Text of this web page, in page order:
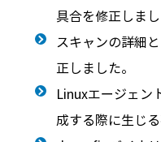
具合を修正しまし
スキャンの詳細
正しました。
Linuxエージェン
成する際に生じ